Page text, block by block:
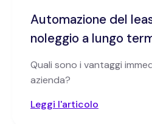
Automazione del
noleggio a lungo
Quali sono i vantaggi
azienda?
Leggi l'articolo